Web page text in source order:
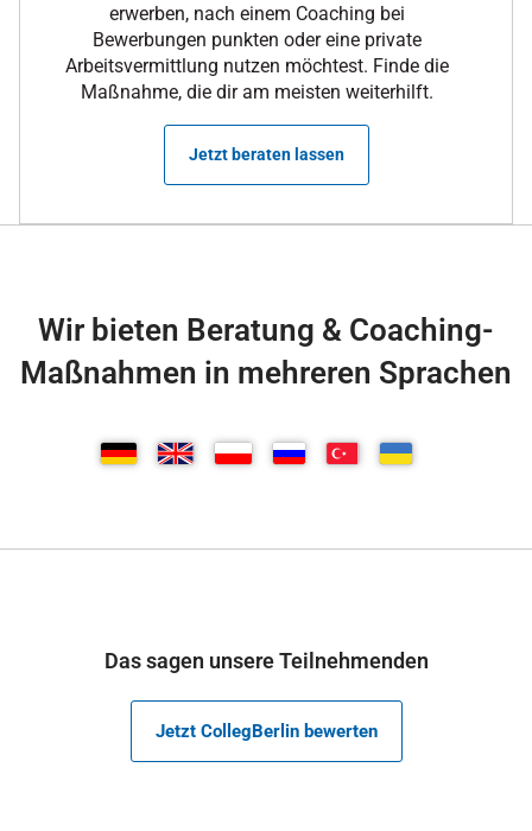
erwerben, nach einem Coaching bei
Bewerbungen punkten oder eine private
Arbeitsvermittlung nutzen möchtest. Finde die
Maßnahme, die dir am meisten weiterhilft.
Jetzt beraten lassen
Wir bieten Beratung & Coaching-
Maßnahmen in mehreren Sprachen
Das sagen unsere Teilnehmenden
Jetzt CollegBerlin bewerten